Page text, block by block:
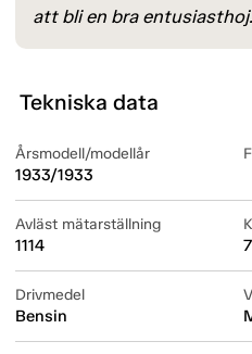
att bli en bra
Tekniska data
Årsmodell/modellår
1933/1933
Avläst mätarställning
1114
Drivmedel
Bensin